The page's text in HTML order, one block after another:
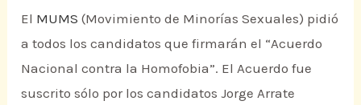
El MUMS (Movimiento de Minorías Sexuales) pidió
a todos los candidatos que firmarán el “Acuerdo
Nacional contra la Homofobia”. El Acuerdo fue
suscrito sólo por los candidatos Jorge Arrate